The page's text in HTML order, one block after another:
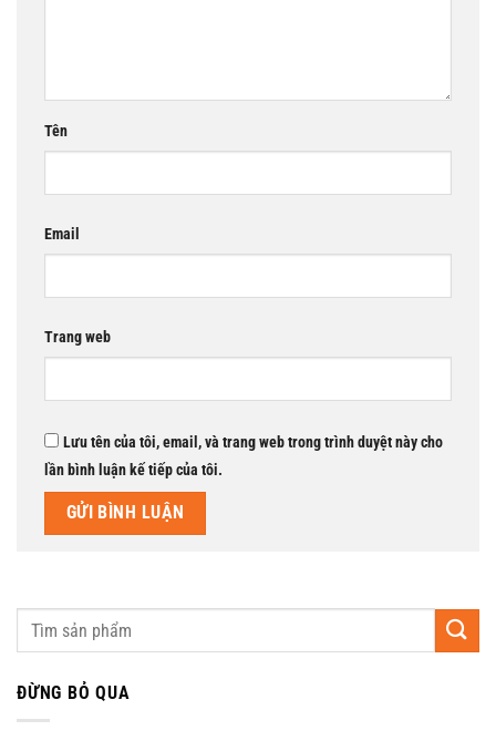
Tên
Email
Trang web
Lưu tên của tôi, email, và trang web trong trình duyệt này cho
lần bình luận kế tiếp của tôi.
ĐỪNG BỎ QUA